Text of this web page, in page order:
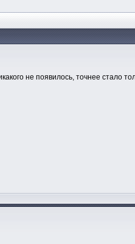
не появилось, точнее стало